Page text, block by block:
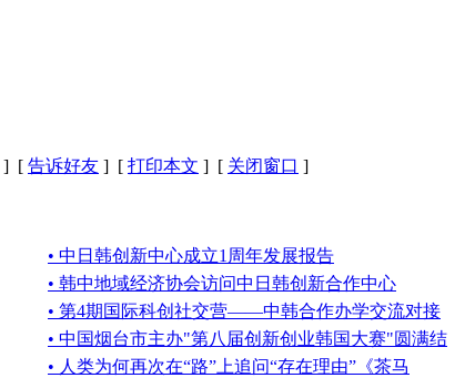
] [ 告诉好友 ] [ 打印本文 ] [ 关闭窗口 ]
• 中日韩创新中心成立1周年发展报告
• 韩中地域经济协会访问中日韩创新合作中心
• 第4期国际科创社交营——中韩合作办学交流对接
• 中国烟台市主办"第八届创新创业韩国大赛"圆满结
• 人类为何再次在“路”上追问“存在理由”《茶马